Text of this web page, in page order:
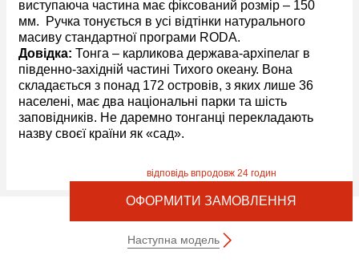
виступаюча частина має фіксований розмір – 150
мм. Ручка тонується в усі відтінки натурального
масиву стандартної програми RODA.
Довідка: Тонга – карликова держава-архіпелаг в
південно-західній частині Тихого океану. Вона
складається з понад 172 островів, з яких лише 36
населені, має два національні парки та шість
заповідників. Не даремно тонганці перекладають
назву своєї країни як «сад».
ОФОРМИТИ ЗАМОВЛЕННЯ
Наступна модель